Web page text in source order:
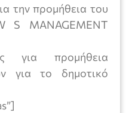
την προμήθεια του
S MANAGEMENT
για προμήθεια
για το δημοτικό